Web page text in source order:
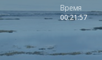
Время
00:21:57